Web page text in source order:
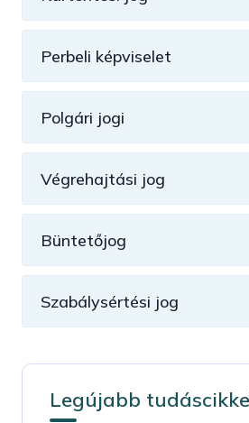
Perbeli képviselet
Polgári jogi
Végrehajtási jog
Büntetőjog
Szabálysértési jog
Legújabb